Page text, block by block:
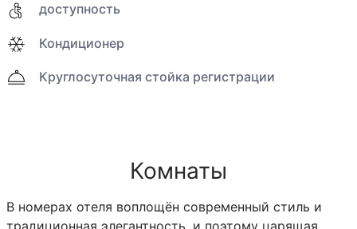
доступность
Кондиционер
Круглосуточная стойка регистрации
Комнаты
В номерах отеля воплощён современный стиль и
традиционная элегантность, и поэтому царящая